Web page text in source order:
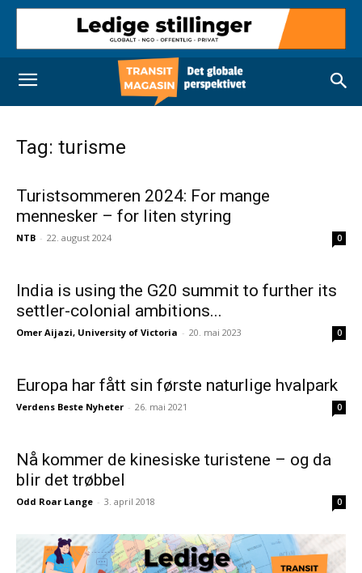
Tag: turisme
Turistsommeren 2024: For mange
mennesker – for liten styring
NTB - 22. august 2024 0
India is using the G20 summit to further its
settler-colonial ambitions...
Omer Aijazi, University of Victoria - 20. mai 2023 0
Europa har fått sin første naturlige hvalpark
Verdens Beste Nyheter - 26. mai 2021 0
Nå kommer de kinesiske turistene – og da
blir det trøbbel
Odd Roar Lange - 3. april 2018 0